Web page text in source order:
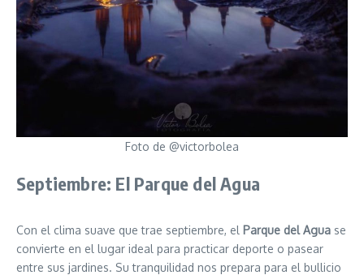
Foto de @victorbolea
Septiembre: El Parque del Agua
Con el clima suave que trae septiembre, el Parque del Agua se
convierte en el lugar ideal para practicar deporte o pasear
entre sus jardines. Su tranquilidad nos prepara para el bullicio